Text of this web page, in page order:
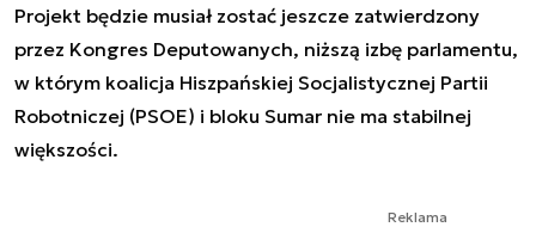
Projekt będzie musiał zostać jeszcze zatwierdzony
przez Kongres Deputowanych, niższą izbę parlamentu,
w którym koalicja Hiszpańskiej Socjalistycznej Partii
Robotniczej (PSOE) i bloku Sumar nie ma stabilnej
większości.
Reklama